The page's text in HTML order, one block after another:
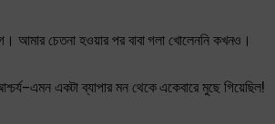
আমার চেতনা হওয়ার পর বাবা গলা খোলেননি কখনও।
একটা ব্যাপার মন থেকে একেবারে মুছে গিয়েছিল!